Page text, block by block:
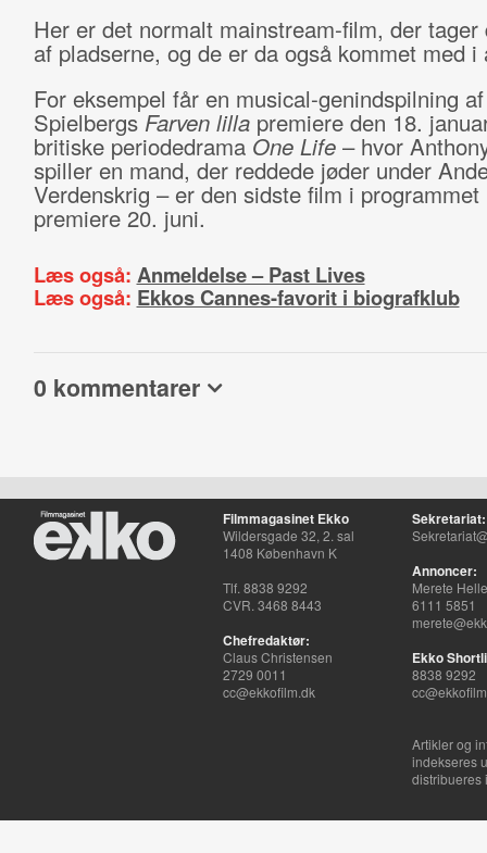
Her er det normalt mainstream-film, der tager
af pladserne, og de er da også kommet med i
For eksempel får en musical-genindspilning af
SpielbergsFarven lillapremiere den 18.
britiske periodedrama One Life– hvor
spiller en mand, der reddede jøder under
Verdenskrig – er den sidste film i programmet
premiere 20. juni.
Læs også: Anmeldelse – Past Lives
Læs også: Ekkos Cannes-favorit i biografklub
0 kommentarer
Filmmagasinet Ekko
Wildersgade 32, 2. sal
1408 København K
Tlf. 8838 9292
CVR. 3468 8443
Chefredaktør:
Claus Christensen
2729 0011
cc@ekkofilm.dk
Sekretariat:
Annoncer:
Merete
6111 5851
Ekko
8838 9292
Artikler og
indekseres
distribueres